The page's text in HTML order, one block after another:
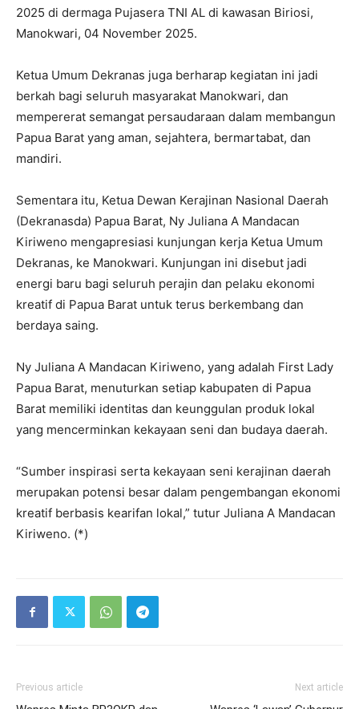
2025 di dermaga Pujasera TNI AL di kawasan Biriosi,
Manokwari, 04 November 2025.
Ketua Umum Dekranas juga berharap kegiatan ini jadi
berkah bagi seluruh masyarakat Manokwari, dan
mempererat semangat persaudaraan dalam membangun
Papua Barat yang aman, sejahtera, bermartabat, dan
mandiri.
Sementara itu, Ketua Dewan Kerajinan Nasional Daerah
(Dekranasda) Papua Barat, Ny Juliana A Mandacan
Kiriweno mengapresiasi kunjungan kerja Ketua Umum
Dekranas, ke Manokwari. Kunjungan ini disebut jadi
energi baru bagi seluruh perajin dan pelaku ekonomi
kreatif di Papua Barat untuk terus berkembang dan
berdaya saing.
Ny Juliana A Mandacan Kiriweno, yang adalah First Lady
Papua Barat, menuturkan setiap kabupaten di Papua
Barat memiliki identitas dan keunggulan produk lokal
yang mencerminkan kekayaan seni dan budaya daerah.
“Sumber inspirasi serta kekayaan seni kerajinan daerah
merupakan potensi besar dalam pengembangan ekonomi
kreatif berbasis kearifan lokal,” tutur Juliana A Mandacan
Kiriweno. (*)
Previous article Next article